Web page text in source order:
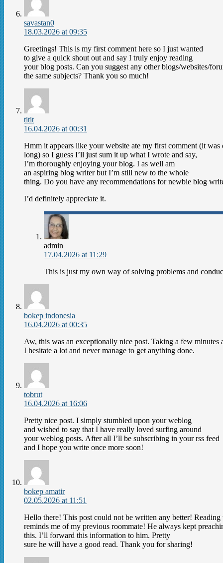
savastan0
18.03.2026 at 09:35
Greetings! This is my first comment here so I just wanted
to give a quick shout out and say I truly enjoy reading
your blog posts. Can you suggest any other blogs/websites/
the same subjects? Thank you so much!
titit
16.04.2026 at 00:31
Hmm it appears like your website ate my first comment (it was
long) so I guess I’ll just sum it up what I wrote and say,
I’m thoroughly enjoying your blog. I as well am
an aspiring blog writer but I’m still new to the whole
thing. Do you have any recommendations for newbie blog
I’d definitely appreciate it.
admin
17.04.2026 at 11:29
This is just my own way of solving problems and
bokep indonesia
16.04.2026 at 00:35
Aw, this was an exceptionally nice post. Taking a few
I hesitate a lot and never manage to get anything done.
tobrut
16.04.2026 at 16:06
Pretty nice post. I simply stumbled upon your weblog
and wished to say that I have really loved surfing around
your weblog posts. After all I’ll be subscribing in your rss feed
and I hope you write once more soon!
bokep amatir
02.05.2026 at 11:51
Hello there! This post could not be written any better! Reading
reminds me of my previous roommate! He always kept
this. I’ll forward this information to him. Pretty
sure he will have a good read. Thank you for sharing!